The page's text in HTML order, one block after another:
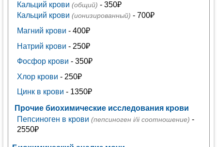
Кальций крови (общий) - 350₽
Кальций крови (ионизированный) - 700₽
Магний крови - 400₽
Натрий крови - 250₽
Фосфор крови - 350₽
Хлор крови - 250₽
Цинк в крови - 1350₽
Прочие биохимические исследования крови
Пепсиноген в крови (пепсиноген i/ii соотношение) -
2550₽